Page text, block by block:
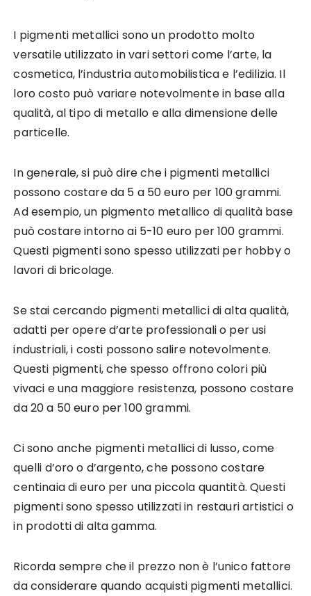
I pigmenti metallici sono un prodotto molto
versatile utilizzato in vari settori come l’arte, la
cosmetica, l’industria automobilistica e l’edilizia. Il
loro costo può variare notevolmente in base alla
qualità, al tipo di metallo e alla dimensione delle
particelle.
In generale, si può dire che i pigmenti metallici
possono costare da 5 a 50 euro per 100 grammi.
Ad esempio, un pigmento metallico di qualità base
può costare intorno ai 5-10 euro per 100 grammi.
Questi pigmenti sono spesso utilizzati per hobby o
lavori di bricolage.
Se stai cercando pigmenti metallici di alta qualità,
adatti per opere d’arte professionali o per usi
industriali, i costi possono salire notevolmente.
Questi pigmenti, che spesso offrono colori più
vivaci e una maggiore resistenza, possono costare
da 20 a 50 euro per 100 grammi.
Ci sono anche pigmenti metallici di lusso, come
quelli d’oro o d’argento, che possono costare
centinaia di euro per una piccola quantità. Questi
pigmenti sono spesso utilizzati in restauri artistici o
in prodotti di alta gamma.
Ricorda sempre che il prezzo non è l’unico fattore
da considerare quando acquisti pigmenti metallici.